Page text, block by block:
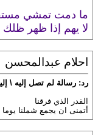
ما دمت تمشي
لا يهم إذا ظهر ظلك
احلام عبدالمحسن
رد: رسالة لم تصل إليه \
القدر الذي فرقنا
أتمنى ان يجمع شملنا يوما